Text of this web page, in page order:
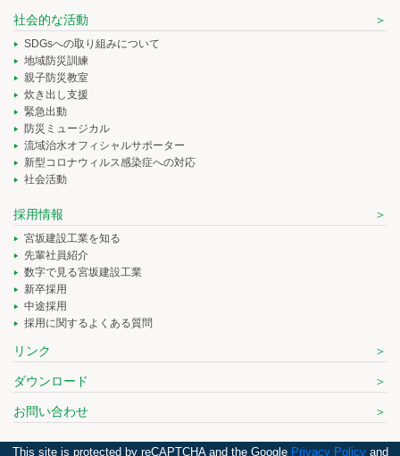
社会的な活動
SDGsへの取り組みについて
地域防災訓練
親子防災教室
炊き出し支援
緊急出動
防災ミュージカル
流域治水オフィシャルサポーター
新型コロナウィルス感染症への対応
社会活動
採用情報
宮坂建設工業を知る
先輩社員紹介
数字で見る宮坂建設工業
新卒採用
中途採用
採用に関するよくある質問
リンク
ダウンロード
お問い合わせ
This site is protected by reCAPTCHA and the Google Privacy Policyand